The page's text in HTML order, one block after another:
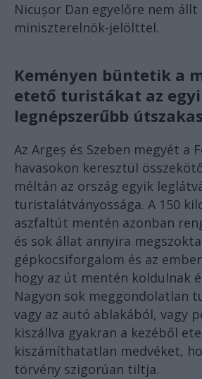
Nicușor Dan egyelőre nem
miniszterelnök-jelölttel.
Keményen büntetik a
etető turistákat az
legnépszerűbb
Az Argeș és Szeben megyét a
havasokon keresztül
méltán az ország egyik
turistalátványossága. A 150
aszfaltút mentén azonban
és sok állat annyira
gépkocsiforgalom és az
hogy az út mentén koldulnak
Nagyon sok meggondolatlan
vagy az autó ablakából, vagy
kiszállva gyakran a kezéből
kiszámíthatatlan medvéket,
törvény szigorúan tiltja.